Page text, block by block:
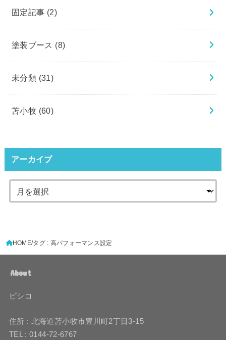
固定記事 (2)
塗装ブース (8)
未分類 (31)
苫小牧 (60)
アーカイブ
HOME タグ : 高パフォーマンス設定
About
ピシコ
住所 : 北海道苫小牧市豊川町2丁目3-15
TEL : 0144-72-6767